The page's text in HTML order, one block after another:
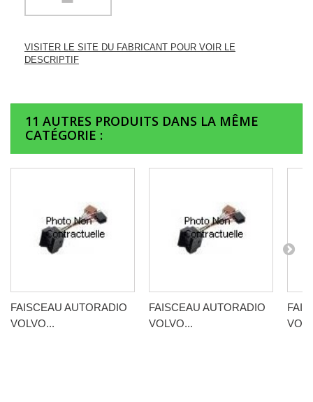
VISITER LE SITE DU FABRICANT POUR VOIR LE
DESCRIPTIF
11 AUTRES PRODUITS DANS LA MÊME
CATÉGORIE :
FAISCEAU AUTORADIO
VOLVO...
FAISCEAU AUTORADIO
VOLVO...